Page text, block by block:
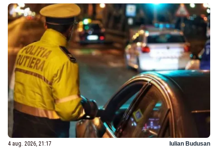
4 aug. 2026, 21:17 Iulian Budusan